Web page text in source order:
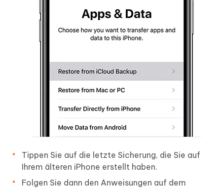
Tippen Sie auf die letzte Sicherung, die Sie auf
Ihrem älteren iPhone erstellt haben.
Folgen Sie dann den Anweisungen auf dem